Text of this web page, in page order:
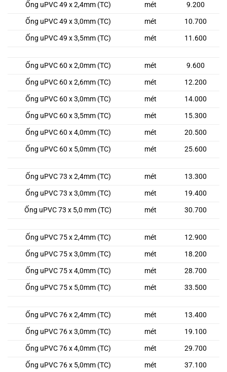
Ống uPVC 49 x 2,4mm (TC)
mét
9.200
Ống uPVC 49 x 3,0mm (TC)
mét
10.700
Ống uPVC 49 x 3,5mm (TC)
mét 11.600
Ống uPVC 60 x 2,0mm (TC) mét
9.600
Ống uPVC 60 x 2,6mm (TC)
mét
12.200
Ống uPVC 60 x 3,0mm (TC)
mét
14.000
Ống uPVC 60 x 3,5mm (TC)
mét
15.300
Ống uPVC 60 x 4,0mm (TC)
mét
20.500
Ống uPVC 60 x 5,0mm (TC)
mét 25.600
Ống uPVC 73 x 2,4mm (TC) mét
13.300
Ống uPVC 73 x 3,0mm (TC)
mét
19.400
Ống uPVC 73 x 5,0 mm (TC)
mét 30.700
Ống uPVC 75 x 2,4mm (TC) mét
12.900
Ống uPVC 75 x 3,0mm (TC)
mét
18.200
Ống uPVC 75 x 4,0mm (TC)
mét
28.700
Ống uPVC 75 x 5,0mm (TC)
mét 33.500
Ống uPVC 76 x 2,4mm (TC) mét
13.400
Ống uPVC 76 x 3,0mm (TC)
mét
19.100
Ống uPVC 76 x 4,0mm (TC)
mét
29.700
Ống uPVC 76 x 5,0mm (TC)
mét 37.100